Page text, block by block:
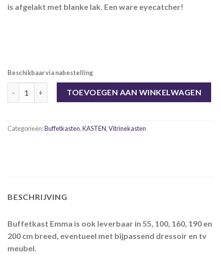
is afgelakt met blanke lak. Een ware eyecatcher!
Beschikbaar via nabestelling
2 deurs buffetkast 'Emma' 130 x 200 cm, Mangohout + staal.
TOEVOEGEN AAN WINKELWAGEN
Categorieën:Buffetkasten,KASTEN,Vitrinekasten
BESCHRIJVING
Buffetkast Emma is ook leverbaar in 55, 100, 160, 190 en
200 cm breed, eventueel met bijpassend dressoir en tv
meubel.